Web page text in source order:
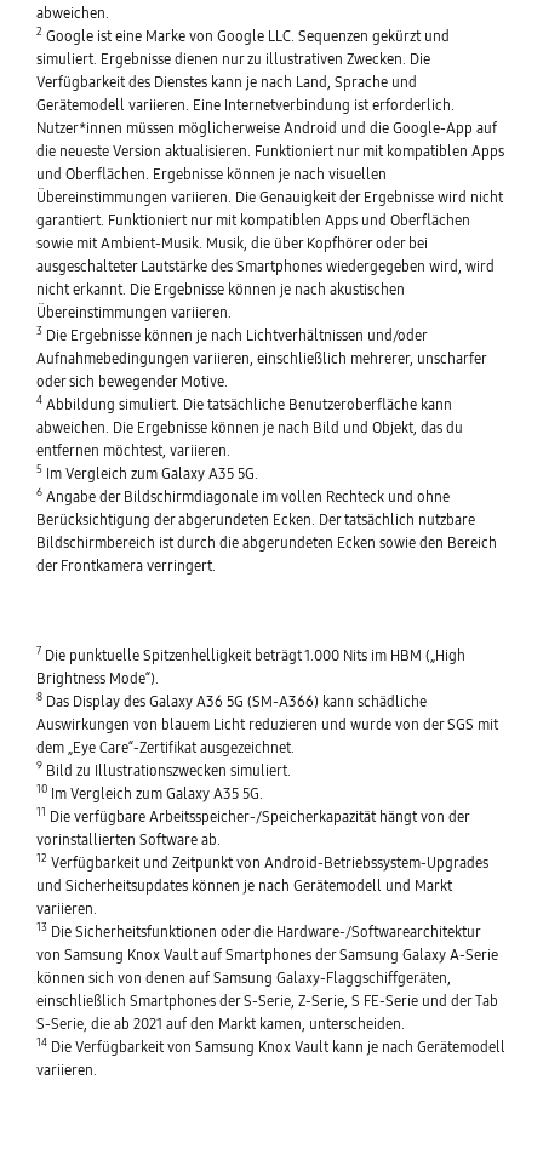
abweichen.
2 Google ist eine Marke von Google LLC. Sequenzen gekürzt und
simuliert. Ergebnisse dienen nur zu illustrativen Zwecken. Die
Verfügbarkeit des Dienstes kann je nach Land, Sprache und
Gerätemodell variieren. Eine Internetverbindung ist erforderlich.
Nutzer*innen müssen möglicherweise Android und die Google-App auf
die neueste Version aktualisieren. Funktioniert nur mit kompatiblen Apps
und Oberflächen. Ergebnisse können je nach visuellen
Übereinstimmungen variieren. Die Genauigkeit der Ergebnisse wird nicht
garantiert. Funktioniert nur mit kompatiblen Apps und Oberflächen
sowie mit Ambient-Musik. Musik, die über Kopfhörer oder bei
ausgeschalteter Lautstärke des Smartphones wiedergegeben wird, wird
nicht erkannt. Die Ergebnisse können je nach akustischen
Übereinstimmungen variieren.
3Die Ergebnisse können je nach Lichtverhältnissen und/oder
Aufnahmebedingungen variieren, einschließlich mehrerer, unscharfer
oder sich bewegender Motive.
4Abbildung simuliert. Die tatsächliche Benutzeroberfläche kann
abweichen. Die Ergebnisse können je nach Bild und Objekt, das du
entfernen möchtest, variieren.
5Im Vergleich zum Galaxy A35 5G.
6Angabe der Bildschirmdiagonale im vollen Rechteck und ohne
Berücksichtigung der abgerundeten Ecken. Der tatsächlich nutzbare
Bildschirmbereich ist durch die abgerundeten Ecken sowie den Bereich
der Frontkamera verringert.
7Die punktuelle Spitzenhelligkeit beträgt 1.000 Nits im HBM („High
Brightness Mode“).
8Das Display des Galaxy A36 5G (SM-A366) kann schädliche
Auswirkungen von blauem Licht reduzieren und wurde von der SGS mit
dem „Eye Care“-Zertifikat ausgezeichnet.
9Bild zu Illustrationszwecken simuliert.
10Im Vergleich zum Galaxy A35 5G.
11 Die verfügbare Arbeitsspeicher-/Speicherkapazität hängt von der
vorinstallierten Software ab.
12 Verfügbarkeit und Zeitpunkt von Android-Betriebssystem-Upgrades
und Sicherheitsupdates können je nach Gerätemodell und Markt
variieren.
13Die Sicherheitsfunktionen oder die Hardware-/Softwarearchitektur
von Samsung Knox Vault auf Smartphones der Samsung Galaxy A-Serie
können sich von denen auf Samsung Galaxy-Flaggschiffgeräten,
einschließlich Smartphones der S-Serie, Z-Serie, S FE-Serie und der Tab
S-Serie, die ab 2021 auf den Markt kamen, unterscheiden.
14Die Verfügbarkeit von Samsung Knox Vault kann je nach Gerätemodell
variieren.